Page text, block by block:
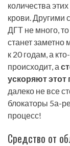
количества
крови. Другими
ДГТ не много,
станет заметно
к 20 годам, а
происходит, а
ускоряют этот
далеко не все
блокаторы 5а-
процесс!
Средство от